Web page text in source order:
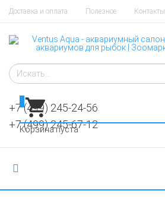
Доставка и оплата Полезное Контакты
+7 (499) 245-24-56
+7 (499) 245-67-12
Корзина пуста